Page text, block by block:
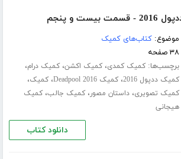
و پنجم
موضوع:کتاب‌های کمیک
۳۸ صفحه
برچسب‌ها:کمیک کمدی،کمیک اکشن،کمیک درام،
کمیک ددپول 2016 ،کمیک Deadpool 2016 ،کمیک،
کمیک تصویری،داستان مصور،کمیک جالب،کمیک
هیجانی
دانلود کتاب